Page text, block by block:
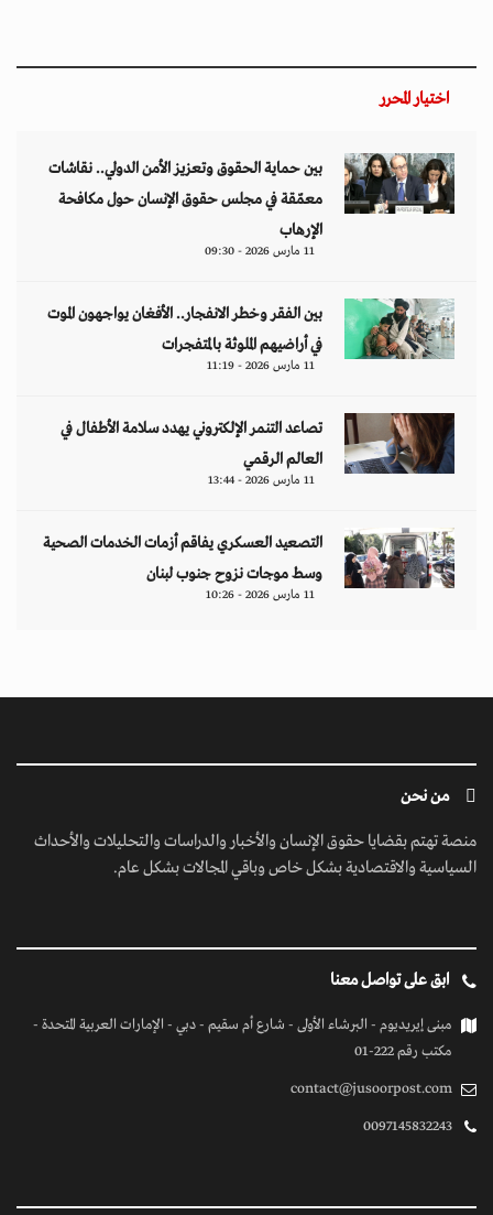
اختيار المحرر
بين حماية الحقوق وتعزيز الأمن الدولي.. نقاشات
معمّقة في مجلس حقوق الإنسان حول مكافحة
الإرهاب
11 مارس 2026 - 09:30
بين الفقر وخطر الانفجار.. الأفغان يواجهون الموت
في أراضيهم الملوثة بالمتفجرات
11 مارس 2026 - 11:19
تصاعد التنمر الإلكتروني يهدد سلامة الأطفال في
العالم الرقمي
11 مارس 2026 - 13:44
التصعيد العسكري يفاقم أزمات الخدمات الصحية
وسط موجات نزوح جنوب لبنان
11 مارس 2026 - 10:26
من نحن
منصة تهتم بقضايا حقوق الإنسان والأخبار والدراسات والتحليلات والأحداث
السياسية والاقتصادية بشكل خاص وباقي المجالات بشكل عام.
ابق على تواصل معنا
مبنى إيريديوم - البرشاء الأولى - شارع أم سقيم - دبي - الإمارات العربية المتحدة -
مكتب رقم 222-01
contact@jusoorpost.com
0097145832243